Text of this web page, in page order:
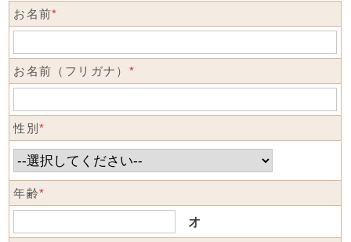
お名前*
お名前（フリガナ） *
性別*
年齢*
才